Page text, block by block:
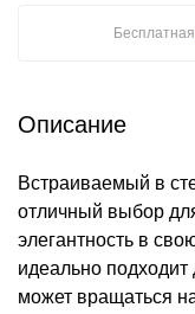
Бесплатная
Описание
Встраиваемый в
отличный выбор
элегантность в
идеально подходит
может вращаться